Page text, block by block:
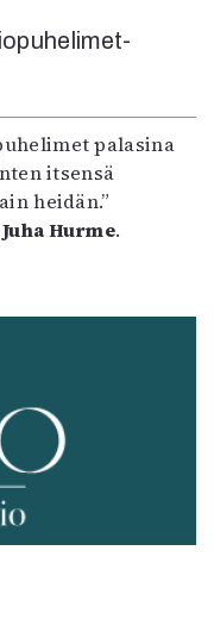
palasina
itsensä
heidän.”
Juha Hurme.